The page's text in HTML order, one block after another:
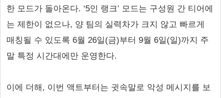
한 모드가 돌아온다. ‘5인 랭크’ 모드는 구성원 간 티어에
는 제한이 없으나, 양 팀의 실력차가 크지 않고 빠르게
매칭될 수 있도록 6월 26일(금)부터 9월 6일(일)까지 주
말 특정 시간대에만 운영한다.
이에 더해, 이번 액트부터는 귓속말로 악성 메시지를 보